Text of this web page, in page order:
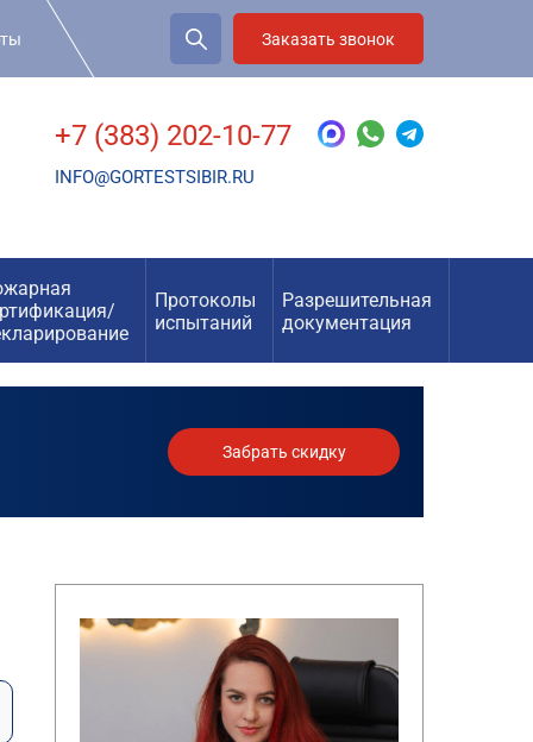
Заказать звонок
+7 (383) 202-10-77
INFO@GORTESTSIBIR.RU
Протоколы
испытаний
Разрешительная
документация
Забрать скидку